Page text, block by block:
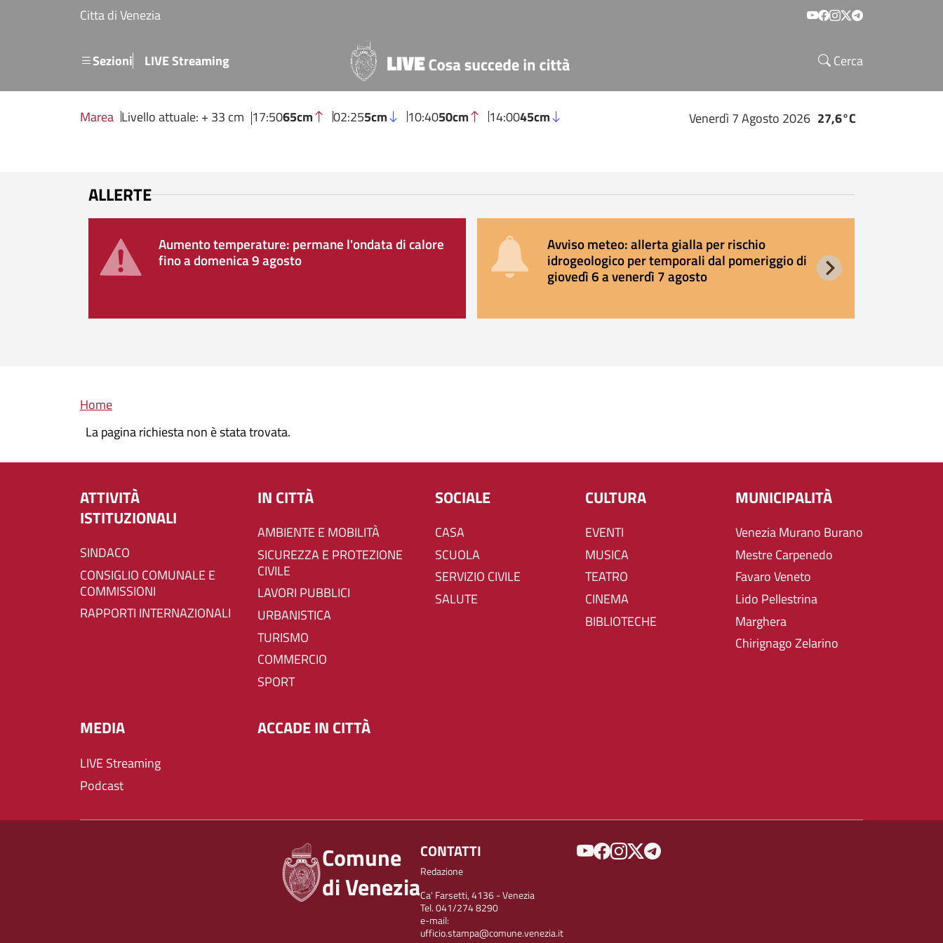
Salta al contenuto principale
Citta di Venezia Social menu
SezioniMenu secondario
LIVE Streaming Cerca
Marea Livello attuale: + 33 cm 17:5065cm 02:255cm 10:4050cm 14:0045cm Venerdì 7 Agosto 2026 27,6°C
ALLERTE
Aumento temperature: permane l'ondata di calore
fino a domenica 9 agosto
Avviso meteo: allerta gialla per rischio
idrogeologico per temporali dal pomeriggio di
giovedì 6 a venerdì 7 agosto
Briciole di pane
Home
La pagina richiesta non è stata trovata.
ATTIVITÀ
ISTITUZIONALI
SINDACO
CONSIGLIO COMUNALE E
COMMISSIONI
RAPPORTI INTERNAZIONALI
IN CITTÀ
AMBIENTE E MOBILITÀ
SICUREZZA E PROTEZIONE
CIVILE
LAVORI PUBBLICI
URBANISTICA
TURISMO
COMMERCIO
SPORT
SOCIALE
CASA
SCUOLA
SERVIZIO CIVILE
SALUTE
CULTURA
EVENTI
MUSICA
TEATRO
CINEMA
BIBLIOTECHE
MUNICIPALITÀ
Venezia Murano Burano
Mestre Carpenedo
Favaro Veneto
Lido Pellestrina
Marghera
Chirignago Zelarino
MEDIA
LIVE Streaming
Podcast
ACCADE IN CITTÀ
Comune
di Venezia
CONTATTI
Redazione
Ca' Farsetti, 4136 - Venezia
Tel. 041/274 8290
e-mail:
ufficio.stampa@comune.venezia.it
SOCIAL MENU